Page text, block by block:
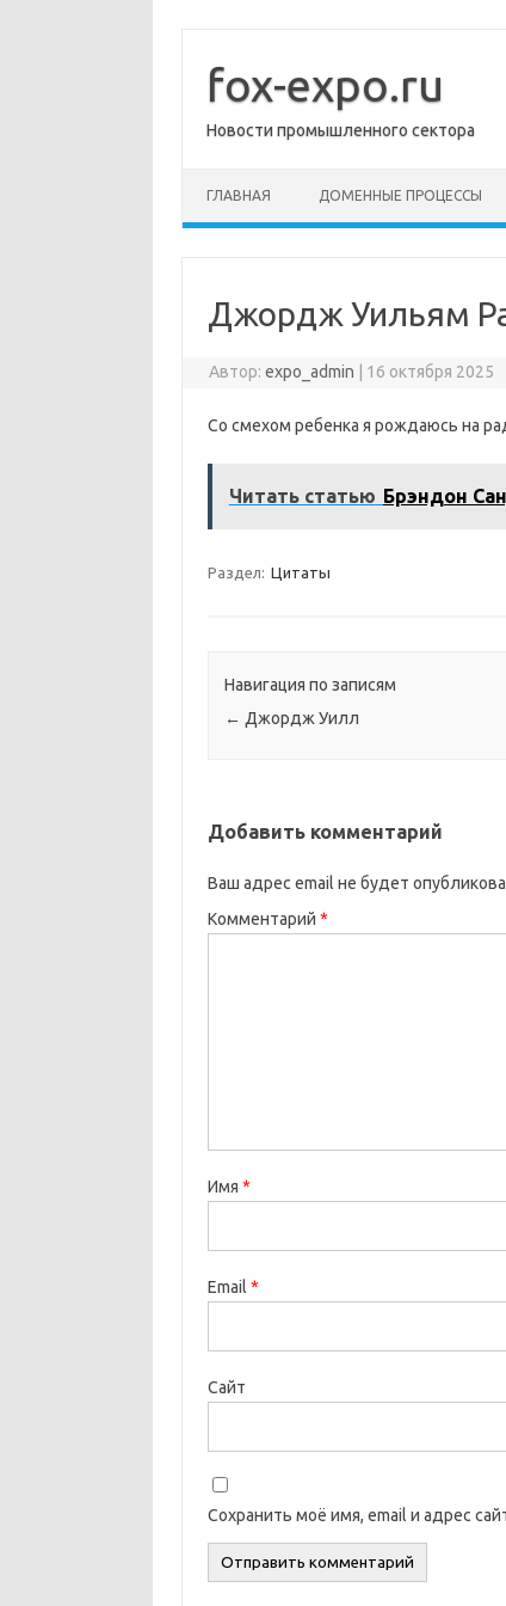
содержимому
fox-expo.ru
Новости промышленного сектора
ГЛАВНАЯ ДОМЕННЫЕ ПРОЦЕССЫ
Джордж Уильям
Автор:expo_admin 16 октября 2025
Со смехом ребенка я рождаюсь на
Читать статью Брэндон
Раздел: Цитаты
Навигация по записям
← Джордж Уилл
Добавить комментарий
Ваш адрес email не будет
Комментарий *
Имя *
Email *
Сайт
Сохранить моё имя, email и адрес